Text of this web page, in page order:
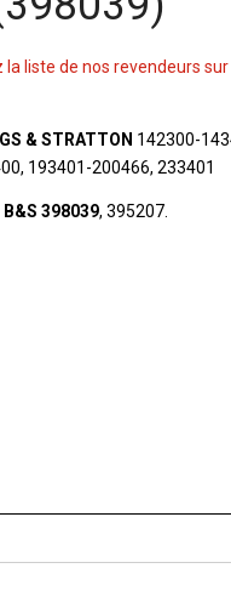
liste de nos revendeurs sur
& STRATTON 142300-
193401-200466, 233401
B&S 398039, 395207.